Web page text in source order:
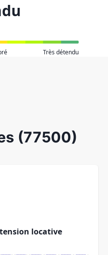
Très détendu
(77500)
locative